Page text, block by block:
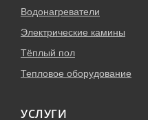
Водонагреватели
Электрические камины
Тёплый пол
Тепловое оборудование
УСЛУГИ